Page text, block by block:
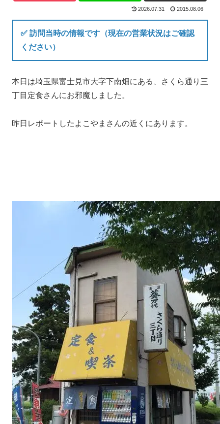
2026.07.31 2015.08.06
✅ 訪問当時の情報です（現在の営業状況はご確認
ください）
本日は埼玉県富士見市大字下南畑にある、さくら通り三
丁目定食さんにお邪魔しました。
昨日レポートしたよこやまさんの近くにあります。